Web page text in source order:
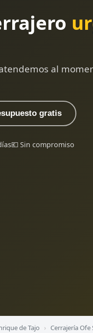
al
gratis
💶 Sin compromiso
de Tajo › Cerrajería Ofe